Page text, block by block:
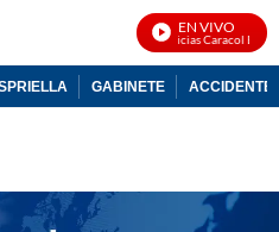
EN VIVO
Noticias Caracol En Vivo
GABINETE ACCIDENTE